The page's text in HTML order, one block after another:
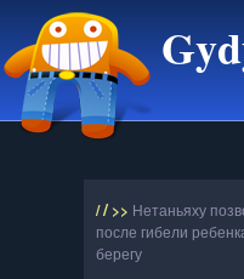
// >> Нетаньяху
после гибели
берегу